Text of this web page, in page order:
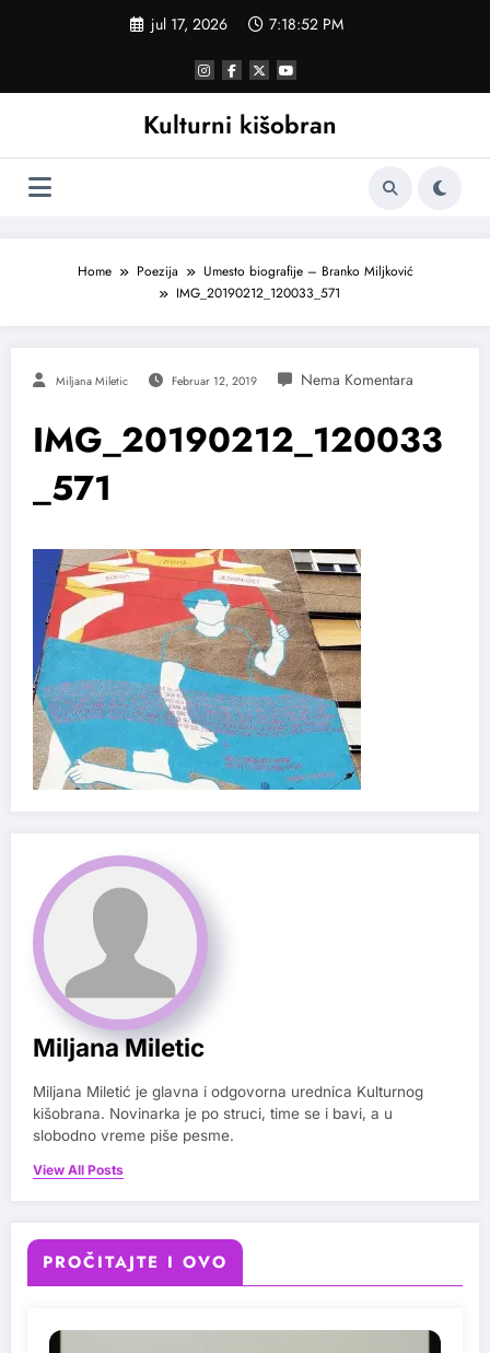
jul 17, 2026 7:18:53 PM
Kulturni kišobran
Home Poezija
Umesto biografije – Branko Miljković
IMG_20190212_120033_571
Miljana Miletic Februar 12, 2019
IMG_20190212_120033
_571
Miljana Miletic
Miljana Miletić je glavna i odgovorna urednica Kulturnog
kišobrana. Novinarka je po struci, time se i bavi, a u
slobodno vreme piše pesme.
View All Posts
PROČITAJTE I OVO